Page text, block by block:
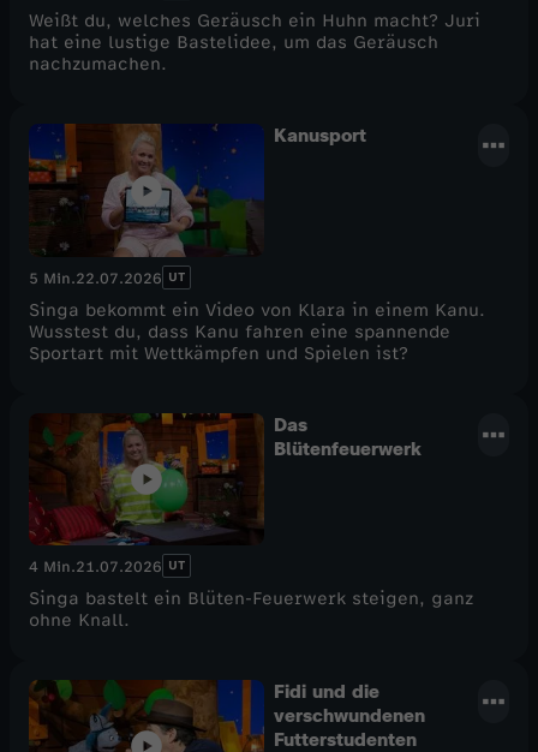
Weißt du, welches Geräusch ein Huhn macht? Juri
hat eine lustige Bastelidee, um das Geräusch
nachzumachen.
Kanusport
5 Min.22.07.2026 UT
Singa bekommt ein Video von Klara in einem Kanu.
Wusstest du, dass Kanu fahren eine spannende
Sportart mit Wettkämpfen und Spielen ist?
Das
Blütenfeuerwerk
4 Min.21.07.2026 UT
Singa bastelt ein Blüten-Feuerwerk steigen, ganz
ohne Knall.
Fidi und die
verschwundenen
Futterstudenten